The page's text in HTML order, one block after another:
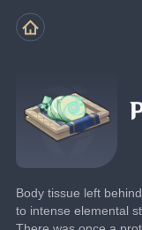
Body tissue left
to intense elemental